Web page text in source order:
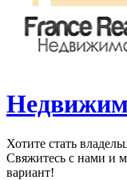
Хотите стать
Свяжитесь с нами и
вариант!